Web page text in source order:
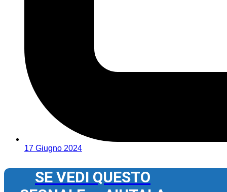
17 Giugno 2024
SE VEDI QUESTO